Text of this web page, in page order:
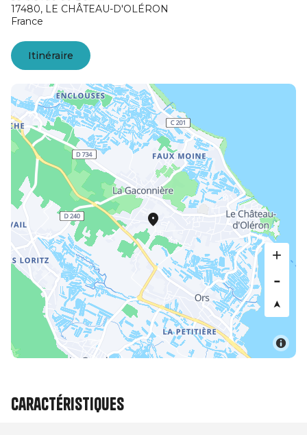
17480, LE CHÂTEAU-D'OLÉRON
France
Itinéraire
Caractéristiques